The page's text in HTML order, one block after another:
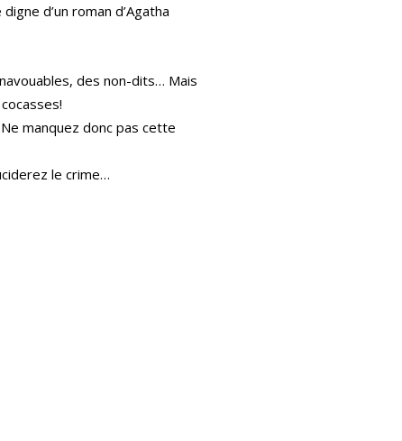
d’un roman d’Agatha
des non-dits… Mais
manquez donc pas cette
le crime…